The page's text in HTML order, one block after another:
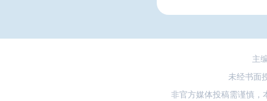
主
未经书面
非官方媒体投稿需谨慎，